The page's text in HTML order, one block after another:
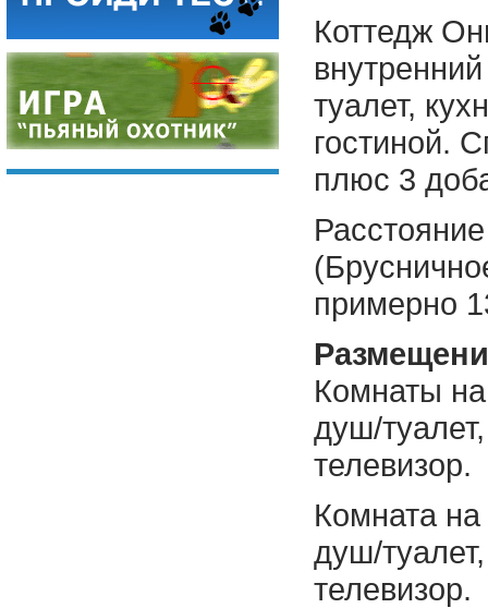
Коттедж
туалет,
гостиной.
плюс 3
примерно
Комнаты
душ/
телевизор.
Комната
душ/
телевизор.